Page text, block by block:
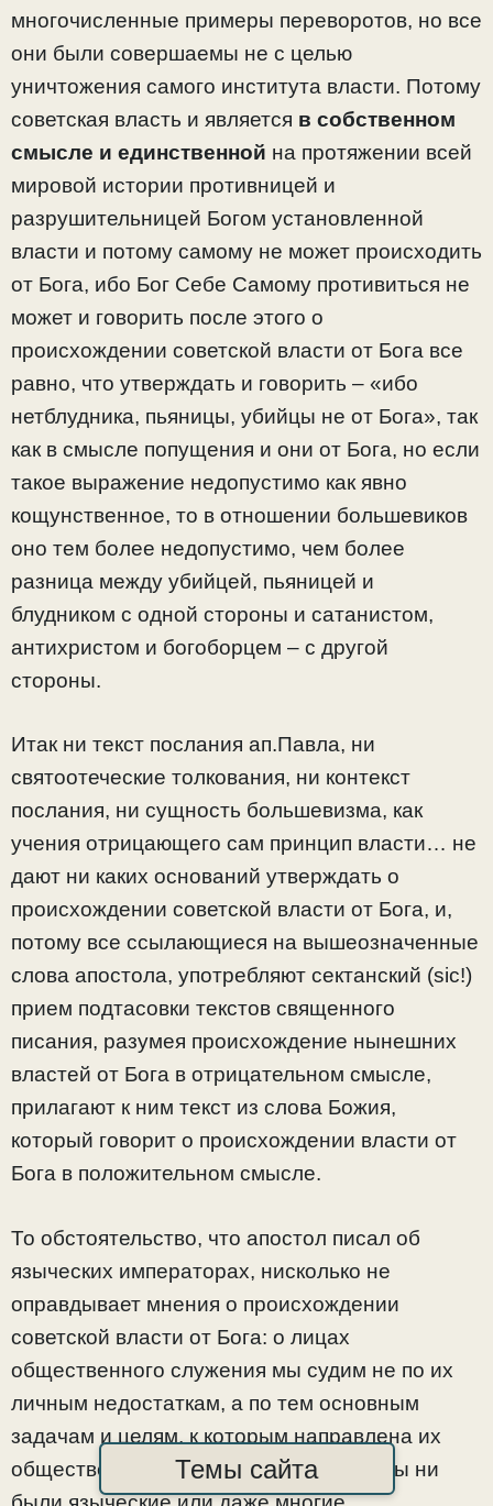
многочисленные примеры переворотов, но все
они были совершаемы не с целью
уничтожения самого института власти. Потому
советская власть и является в собственном
смысле и единственной на протяжении всей
мировой истории противницей и
разрушительницей Богом установленной
власти и потому самому не может происходить
от Бога, ибо Бог Себе Самому противиться не
может и говорить после этого о
происхождении советской власти от Бога все
равно, что утверждать и говорить – «ибо
нетблудника, пьяницы, убийцы не от Бога», так
как в смысле попущения и они от Бога, но если
такое выражение недопустимо как явно
кощунственное, то в отношении большевиков
оно тем более недопустимо, чем более
разница между убийцей, пьяницей и
блудником с одной стороны и сатанистом,
антихристом и богоборцем – с другой
стороны.
Итак ни текст послания ап.Павла, ни
святоотеческие толкования, ни контекст
послания, ни сущность большевизма, как
учения отрицающего сам принцип власти… не
дают ни каких оснований утверждать о
происхождении советской власти от Бога, и,
потому все ссылающиеся на вышеозначенные
слова апостола, употребляют сектанский (sic!)
прием подтасовки текстов священного
писания, разумея происхождение нынешних
властей от Бога в отрицательном смысле,
прилагают к ним текст из слова Божия,
который говорит о происхождении власти от
Бога в положительном смысле.
То обстоятельство, что апостол писал об
языческих императорах, нисколько не
оправдывает мнения о происхождении
советской власти от Бога: о лицах
общественного служения мы судим не по их
личным недостаткам, а по тем основным
задачам и целям, к которым направлена их
общественная деятельность, каковы бы ни
Темы сайта